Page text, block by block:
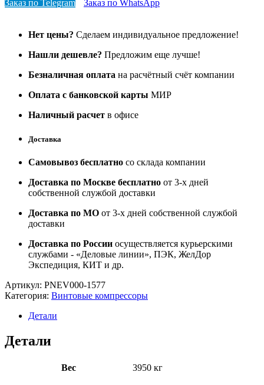
Заказ по Telegram
Заказ по WhatsApp
Нет цены? Сделаем индивидуальное предложение!
Нашли дешевле? Предложим еще лучше!
Безналичная оплата на расчётный счёт компании
Оплата с банковской карты МИР
Наличный расчет в офисе
Доставка
Самовывоз бесплатно со склада компании
Доставка по Москве бесплатно от 3-х дней
собственной службой доставки
Доставка по МО от 3-х дней собственной службой
доставки
Доставка по России осуществляется курьерскими
службами - «Деловые линии», ПЭК, ЖелДор
Экспедиция, КИТ и др.
Артикул: PNEV000-1577
Категория: Винтовые компрессоры
Детали
Детали
Вес 3950 кг